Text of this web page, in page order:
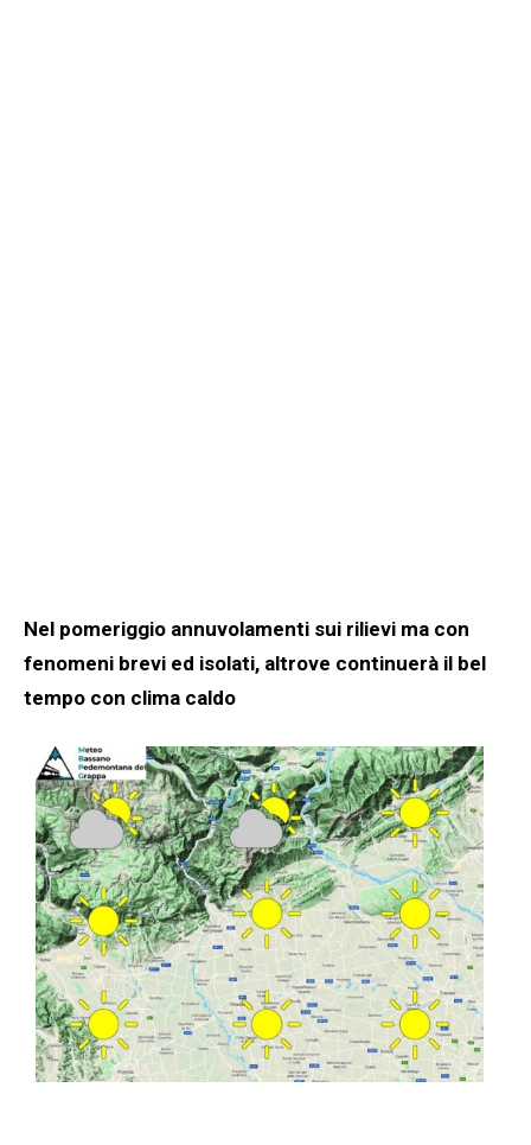
Nel pomeriggio annuvolamenti sui rilievi ma con
fenomeni brevi ed isolati, altrove continuerà il bel
tempo con clima caldo